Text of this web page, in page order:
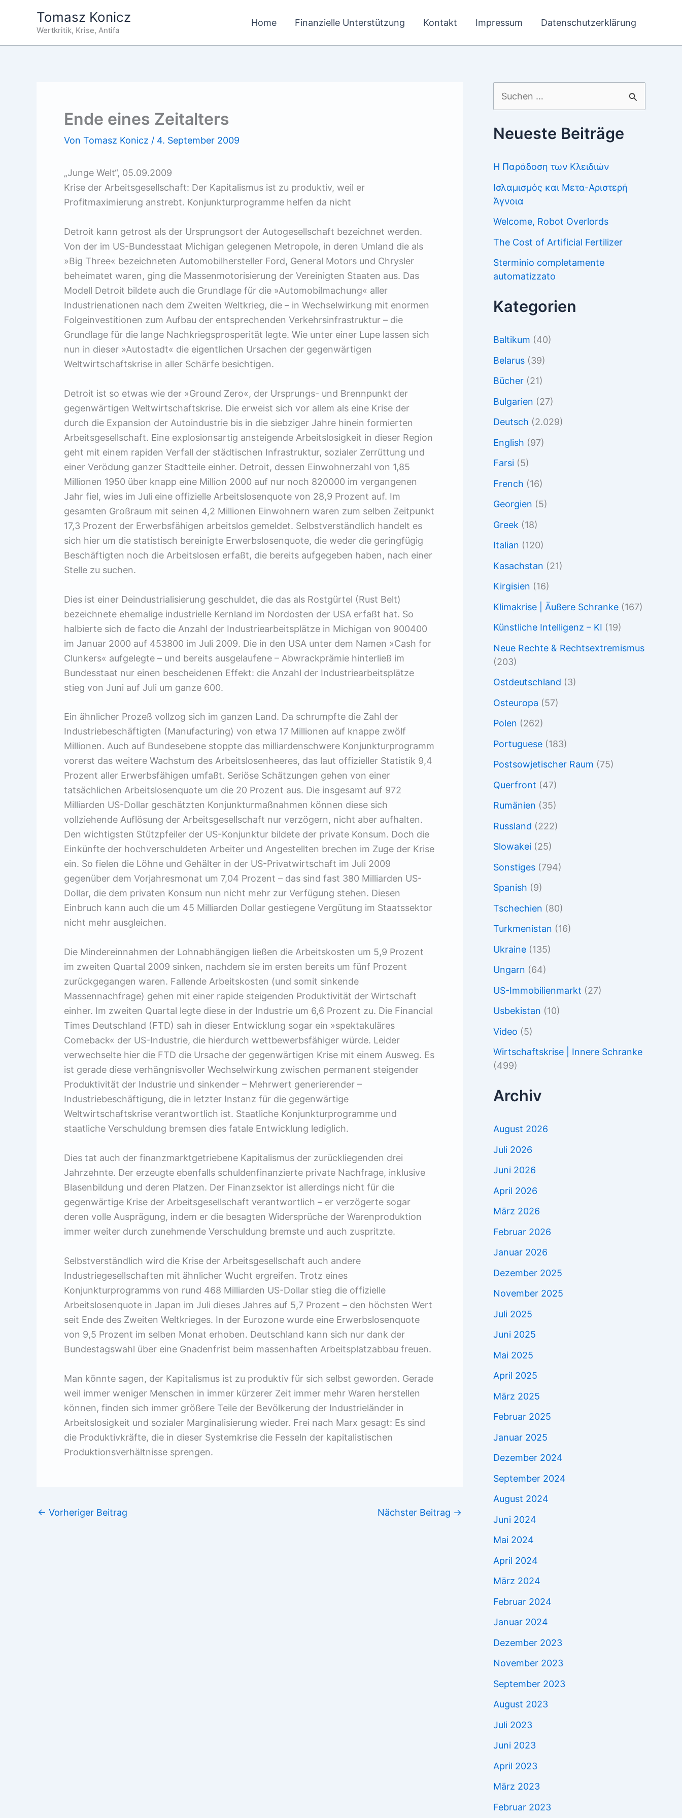
Tomasz Konicz
Wertkritik, Krise, Antifa
Home Finanzielle Unterstützung Kontakt Impressum Datenschutzerklärung
Ende eines Zeitalters
Von Tomasz Konicz / 4. September 2009
„Junge Welt“, 05.09.2009
Krise der Arbeitsgesellschaft: Der Kapitalismus ist zu produktiv, weil er
Profitmaximierung anstrebt. Konjunkturprogramme helfen da nicht
Detroit kann getrost als der Ursprungsort der Autogesellschaft bezeichnet werden.
Von der im US-Bundesstaat Michigan gelegenen Metropole, in deren Umland die als
»Big Three« bezeichneten Automobilhersteller Ford, General Motors und Chrysler
beheimatet waren, ging die Massenmotorisierung der Vereinigten Staaten aus. Das
Modell Detroit bildete auch die Grundlage für die »Automobilmachung« aller
Industrienationen nach dem Zweiten Weltkrieg, die – in Wechselwirkung mit enormen
Folgeinvestitionen zum Aufbau der entsprechenden Verkehrsinfrastruktur – die
Grundlage für die lange Nachkriegsprosperität legte. Wie unter einer Lupe lassen sich
nun in dieser »Autostadt« die eigentlichen Ursachen der gegenwärtigen
Weltwirtschaftskrise in aller Schärfe besichtigen.
Detroit ist so etwas wie der »Ground Zero«, der Ursprungs- und Brennpunkt der
gegenwärtigen Weltwirtschaftskrise. Die erweist sich vor allem als eine Krise der
durch die Expansion der Autoindustrie bis in die siebziger Jahre hinein formierten
Arbeitsgesellschaft. Eine explosionsartig ansteigende Arbeitslosigkeit in dieser Region
geht mit einem rapiden Verfall der städtischen Infrastruktur, sozialer Zerrüttung und
einer Verödung ganzer Stadtteile einher. Detroit, dessen Einwohnerzahl von 1,85
Millionen 1950 über knapp eine Million 2000 auf nur noch 820000 im vergangenen
Jahr fiel, wies im Juli eine offizielle Arbeitslosenquote von 28,9 Prozent auf. Im
gesamten Großraum mit seinen 4,2 Millionen Einwohnern waren zum selben Zeitpunkt
17,3 Prozent der Erwerbsfähigen arbeitslos gemeldet. Selbstverständlich handelt es
sich hier um die statistisch bereinigte Erwerbslosenquote, die weder die geringfügig
Beschäftigten noch die Arbeitslosen erfaßt, die bereits aufgegeben haben, nach einer
Stelle zu suchen.
Dies ist einer Deindustrialisierung geschuldet, die das als Rostgürtel (Rust Belt)
bezeichnete ehemalige industrielle Kernland im Nordosten der USA erfaßt hat. So
halbierte sich de facto die Anzahl der Industriearbeitsplätze in Michigan von 900400
im Januar 2000 auf 453800 im Juli 2009. Die in den USA unter dem Namen »Cash for
Clunkers« aufgelegte – und bereits ausgelaufene – Abwrackprämie hinterließ im
Bundesstaat nur einen bescheidenen Effekt: die Anzahl der Industriearbeitsplätze
stieg von Juni auf Juli um ganze 600.
Ein ähnlicher Prozeß vollzog sich im ganzen Land. Da schrumpfte die Zahl der
Industriebeschäftigten (Manufacturing) von etwa 17 Millionen auf knappe zwölf
Millionen. Auch auf Bundesebene stoppte das milliardenschwere Konjunkturprogramm
vorerst das weitere Wachstum des Arbeitslosenheeres, das laut offizieller Statistik 9,4
Prozent aller Erwerbsfähigen umfaßt. Seriöse Schätzungen gehen von einer
tatsächlichen Arbeitslosenquote um die 20 Prozent aus. Die insgesamt auf 972
Milliarden US-Dollar geschätzten Konjunkturmaßnahmen können diese sich
vollziehende Auflösung der Arbeitsgesellschaft nur verzögern, nicht aber aufhalten.
Den wichtigsten Stützpfeiler der US-Konjunktur bildete der private Konsum. Doch die
Einkünfte der hochverschuldeten Arbeiter und Angestellten brechen im Zuge der Krise
ein. So fielen die Löhne und Gehälter in der US-Privatwirtschaft im Juli 2009
gegenüber dem Vorjahresmonat um 7,04 Prozent – das sind fast 380 Milliarden US-
Dollar, die dem privaten Konsum nun nicht mehr zur Verfügung stehen. Diesen
Einbruch kann auch die um 45 Milliarden Dollar gestiegene Vergütung im Staatssektor
nicht mehr ausgleichen.
Die Mindereinnahmen der Lohnabhängigen ließen die Arbeitskosten um 5,9 Prozent
im zweiten Quartal 2009 sinken, nachdem sie im ersten bereits um fünf Prozent
zurückgegangen waren. Fallende Arbeitskosten (und somit sinkende
Massennachfrage) gehen mit einer rapide steigenden Produktivität der Wirtschaft
einher. Im zweiten Quartal legte diese in der Industrie um 6,6 Prozent zu. Die Financial
Times Deutschland (FTD) sah in dieser Entwicklung sogar ein »spektakuläres
Comeback« der US-Industrie, die hierdurch wettbewerbsfähiger würde. Leider
verwechselte hier die FTD die Ursache der gegenwärtigen Krise mit einem Ausweg. Es
ist gerade diese verhängnisvoller Wechselwirkung zwischen permanent steigender
Produktivität der Industrie und sinkender – Mehrwert generierender –
Industriebeschäftigung, die in letzter Instanz für die gegenwärtige
Weltwirtschaftskrise verantwortlich ist. Staatliche Konjunkturprogramme und
staatliche Verschuldung bremsen dies fatale Entwicklung lediglich.
Dies tat auch der finanzmarktgetriebene Kapitalismus der zurückliegenden drei
Jahrzehnte. Der erzeugte ebenfalls schuldenfinanzierte private Nachfrage, inklusive
Blasenbildung und deren Platzen. Der Finanzsektor ist allerdings nicht für die
gegenwärtige Krise der Arbeitsgesellschaft verantwortlich – er verzögerte sogar
deren volle Ausprägung, indem er die besagten Widersprüche der Warenproduktion
immer weiter durch zunehmende Verschuldung bremste und auch zuspritzte.
Selbstverständlich wird die Krise der Arbeitsgesellschaft auch andere
Industriegesellschaften mit ähnlicher Wucht ergreifen. Trotz eines
Konjunkturprogramms von rund 468 Milliarden US-Dollar stieg die offizielle
Arbeitslosenquote in Japan im Juli dieses Jahres auf 5,7 Prozent – den höchsten Wert
seit Ende des Zweiten Weltkrieges. In der Eurozone wurde eine Erwerbslosenquote
von 9,5 Prozent im selben Monat erhoben. Deutschland kann sich nur dank der
Bundestagswahl über eine Gnadenfrist beim massenhaften Arbeitsplatzabbau freuen.
Man könnte sagen, der Kapitalismus ist zu produktiv für sich selbst geworden. Gerade
weil immer weniger Menschen in immer kürzerer Zeit immer mehr Waren herstellen
können, finden sich immer größere Teile der Bevölkerung der Industrieländer in
Arbeitslosigkeit und sozialer Marginalisierung wieder. Frei nach Marx gesagt: Es sind
die Produktivkräfte, die in dieser Systemkrise die Fesseln der kapitalistischen
Produktionsverhältnisse sprengen.
← Vorheriger Beitrag Nächster Beitrag →
Suchen
nach:
Neueste Beiträge
Η Παράδοση των Κλειδιών
Ισλαμισμός και Μετα-Αριστερή
Άγνοια
Welcome, Robot Overlords
The Cost of Artificial Fertilizer
Sterminio completamente
automatizzato
Kategorien
Baltikum (40)
Belarus (39)
Bücher (21)
Bulgarien (27)
Deutsch (2.029)
English (97)
Farsi (5)
French (16)
Georgien (5)
Greek (18)
Italian (120)
Kasachstan (21)
Kirgisien (16)
Klimakrise | Äußere Schranke (167)
Künstliche Intelligenz – KI (19)
Neue Rechte & Rechtsextremismus
(203)
Ostdeutschland (3)
Osteuropa (57)
Polen (262)
Portuguese (183)
Postsowjetischer Raum (75)
Querfront (47)
Rumänien (35)
Russland (222)
Slowakei (25)
Sonstiges (794)
Spanish (9)
Tschechien (80)
Turkmenistan (16)
Ukraine (135)
Ungarn (64)
US-Immobilienmarkt (27)
Usbekistan (10)
Video (5)
Wirtschaftskrise | Innere Schranke
(499)
Archiv
August 2026
Juli 2026
Juni 2026
April 2026
März 2026
Februar 2026
Januar 2026
Dezember 2025
November 2025
Juli 2025
Juni 2025
Mai 2025
April 2025
März 2025
Februar 2025
Januar 2025
Dezember 2024
September 2024
August 2024
Juni 2024
Mai 2024
April 2024
März 2024
Februar 2024
Januar 2024
Dezember 2023
November 2023
September 2023
August 2023
Juli 2023
Juni 2023
April 2023
März 2023
Februar 2023